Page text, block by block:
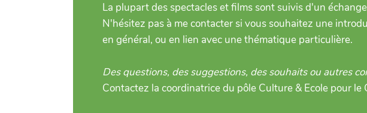
La plupart des spectacles et films sont suivis d'un
N'hésitez pas à me contacter si vous souhaitez une
en général, ou en lien avec une thématique particulière.
Des questions, des suggestions, des souhaits ou autres
Contactez la coordinatrice du pôle Culture & Ecole pour le